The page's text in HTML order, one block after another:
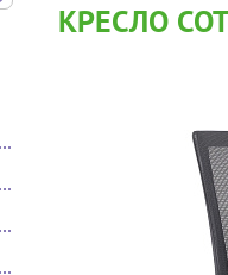
КРЕСЛО